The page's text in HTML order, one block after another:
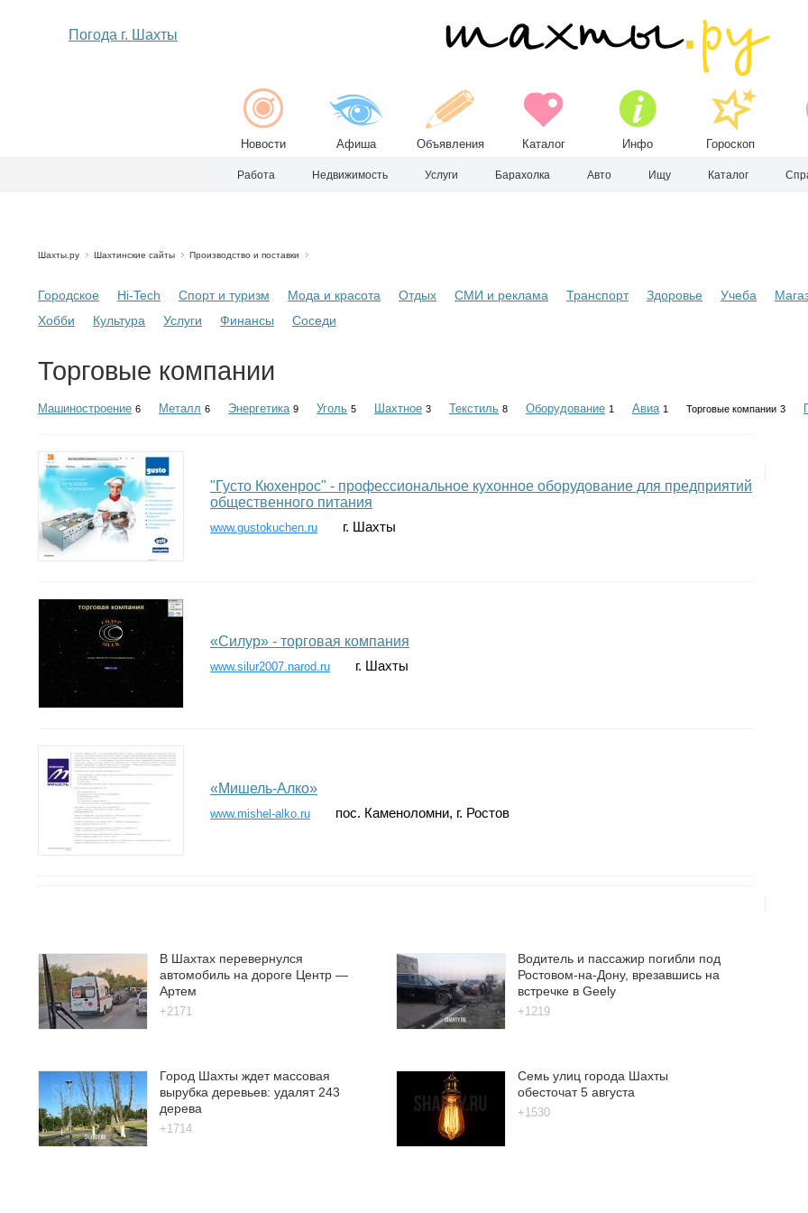
Погода г. Шахты
Новости Афиша Объявления Каталог Инфо Гороскоп
Работа Недвижимость Услуги Барахолка Авто Ищу Каталог
Шахты.ру Шахтинские сайты Производство и поставки
Городское Hi-Tech Спорт и туризм Мода и красота Отдых СМИ и реклама Транспорт Здоровье Учеба
Хобби
Культура Услуги Финансы Соседи
Торговые компании
Машиностроение 6 Металл 6 Энергетика 9 Уголь 5 Шахтное 3 Текстиль 8 Оборудование 1 Авиа 1 Торговые компании 3
"Густо Кюхенрос" - профессиональное кухонное оборудование для предприятий
общественного питания
www.gustokuchen.ru г. Шахты
«Силур» - торговая компания
www.silur2007.narod.ru г. Шахты
«Мишель-Алко»
www.mishel-alko.ru пос. Каменоломни, г. Ростов
В Шахтах перевернулся
автомобиль на дороге Центр —
Артем
+2171
Водитель и пассажир погибли под
Ростовом-на-Дону, врезавшись на
встречке в Geely
+1219
Город Шахты ждет массовая
вырубка деревьев: удалят 243
дерева
+1714
Семь улиц города Шахты
обесточат 5 августа
+1530